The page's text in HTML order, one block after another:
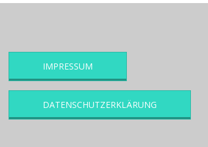
IMPRESSUM
DATENSCHUTZERKLÄRUNG